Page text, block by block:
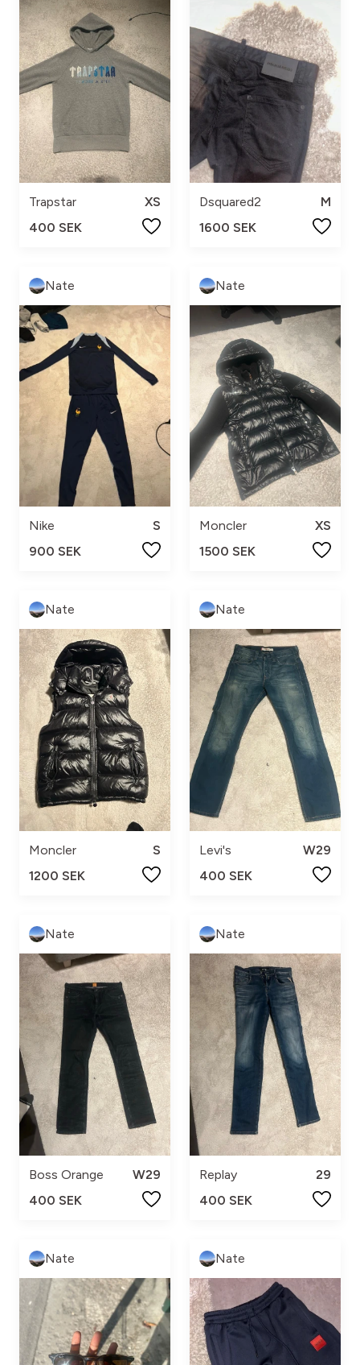
Trapstar
XS
400 SEK
Dsquared2
M
1600 SEK
Nate
Nike
S
900 SEK
Nate
Moncler
XS
1500 SEK
Nate
Moncler
S
1200 SEK
Nate
Levi's
W29
400 SEK
Nate
Boss Orange
W29
400 SEK
Nate
Replay
29
400 SEK
Nate Nate